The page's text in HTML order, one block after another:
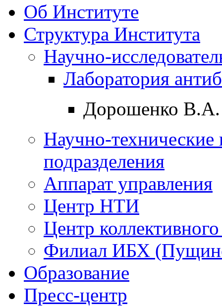
Об Институте
Структура Института
Научно-
Лаборатория
Дорошенко В.А.
Научно-технические
подразделения
Аппарат управления
Центр НТИ
Центр
Филиал ИБХ
Образование
Пресс-центр